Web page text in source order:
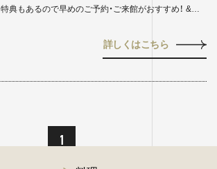
特典もあるので早めのご予約・ご来館がおすすめ！ &…
詳しくはこちら
1